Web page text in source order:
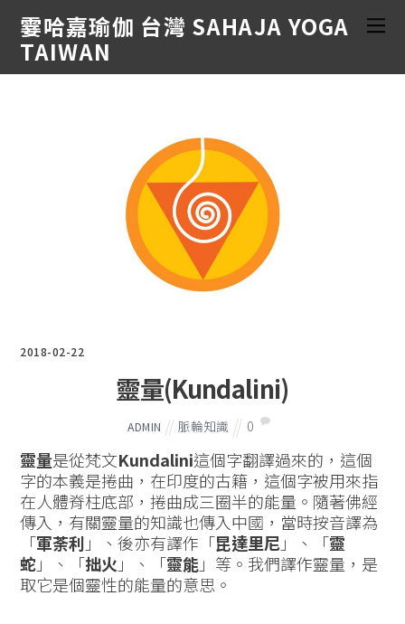
霎哈嘉瑜伽 台灣 SAHAJA YOGA
TAIWAN
2018-02-22
靈量(Kundalini)
ADMIN 脈輪知識 0
靈量是從梵文Kundalini這個字翻譯過來的，這個
字的本義是捲曲，在印度的古籍，這個字被用來指
在人體脊柱底部，捲曲成三圈半的能量。隨著佛經
傳入，有關靈量的知識也傳入中國，當時按音譯為
「軍荼利 」、後亦有譯作「昆達里尼」、「靈
蛇」、「拙火 」、「靈能」等。我們譯作靈量，是
取它是個靈性的能量的意思。